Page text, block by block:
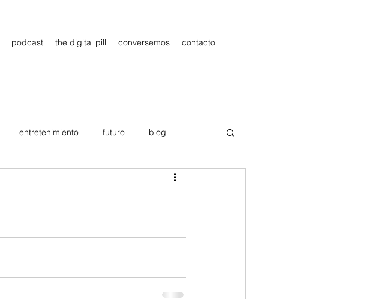
podcast the digital pill conversemos contacto
entretenimiento futuro blog
Publicidad